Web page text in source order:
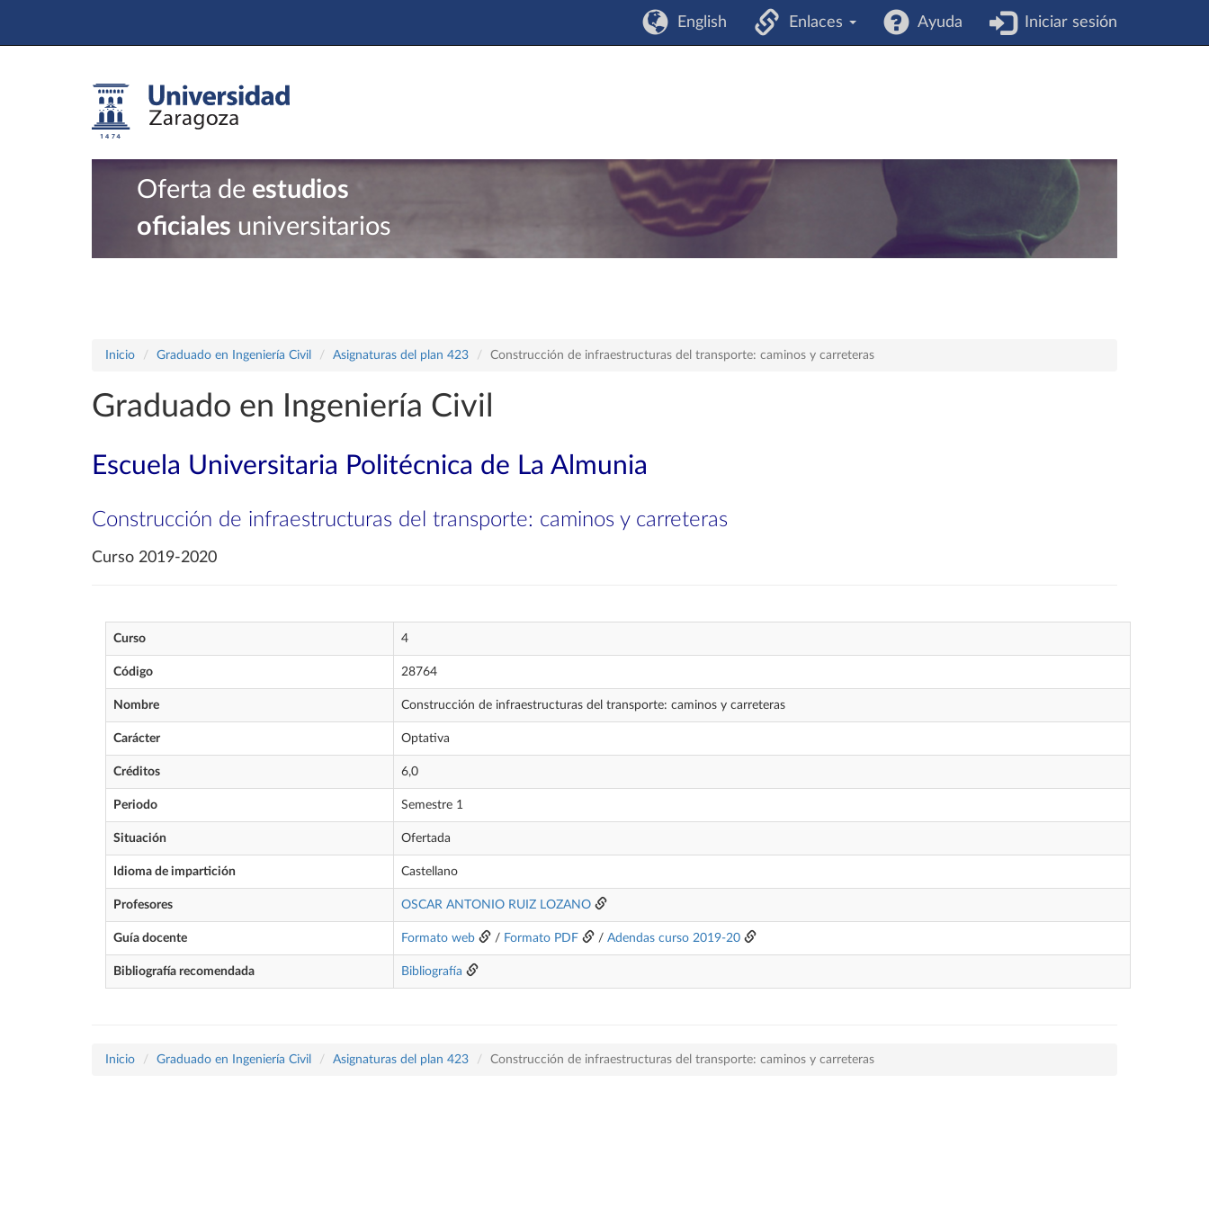
English Enlaces Ayuda Iniciar sesión
Oferta de estudios
oficiales universitarios
Inicio Graduado en Ingeniería Civil Asignaturas del plan 423 Construcción de infraestructuras del transporte: caminos y carreteras
Graduado en Ingeniería Civil
Escuela Universitaria Politécnica de La Almunia
Construcción de infraestructuras del transporte: caminos y carreteras
Curso 2019-2020
Curso 4
Código 28764
Nombre Construcción de infraestructuras del transporte: caminos y carreteras
Carácter Optativa
Créditos 6,0
Periodo Semestre 1
Situación Ofertada
Idioma de impartición Castellano
Profesores OSCAR ANTONIO RUIZ LOZANO
Guía docente Formato web / Formato PDF / Adendas curso 2019-20
Bibliografía recomendada Bibliografía
Inicio Graduado en Ingeniería Civil Asignaturas del plan 423 Construcción de infraestructuras del transporte: caminos y carreteras